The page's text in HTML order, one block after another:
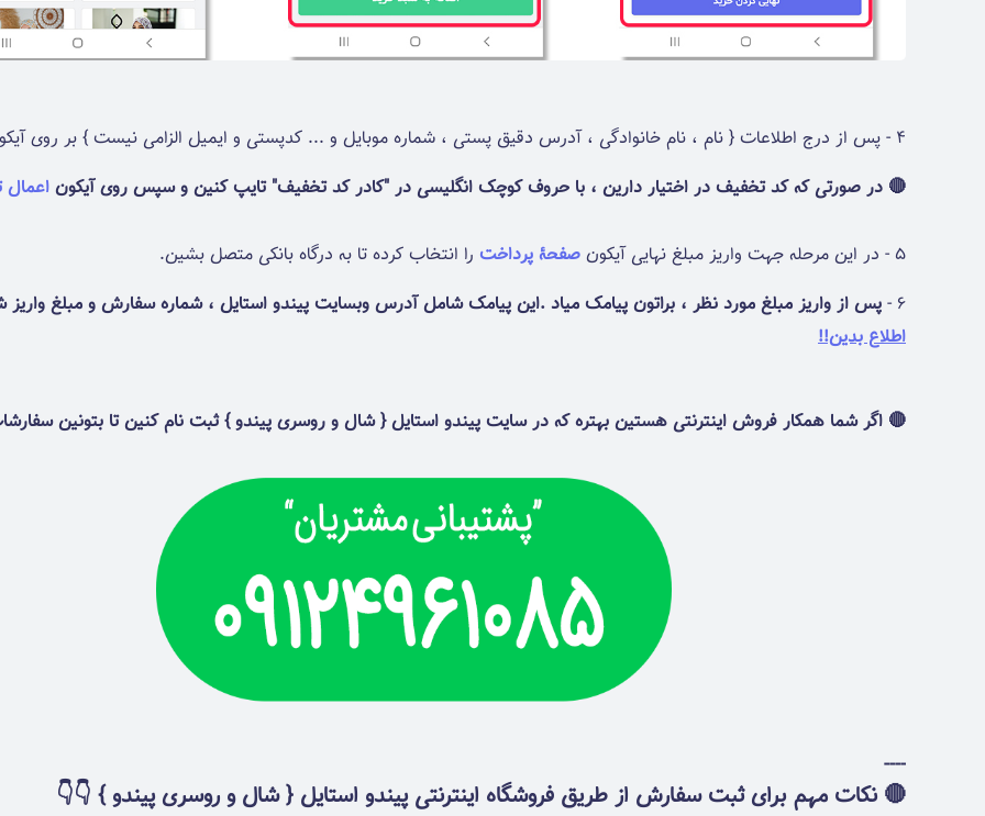
4 - پس از درج اطلاعات { نام ، نام خانوادگی ، آدرس دقیق پستی ، شماره موبایل و ... کدپستی و ایمیل الزامی نیست } بر روی آیکون
🔴 در صورتی که کد تخفیف در اختیار دارین ، با حروف کوچک انگلیسی در "کادر کد تخفیف" تایپ کنین و سپس روی آیکون
5 - در این مرحله جهت واریز مبلغ نهایی آیکون صفحۀ پرداخت را انتخاب کرده تا به درگاه بانکی متصل بشین.
6 - پس از واریز مبلغ مورد نظر ، براتون پیامک میاد .این پیامک شامل آدرس وبسایت پیندو استایل ، شماره سفارش و مبلغ
اطلاع بدین!!
🔴 اگر شما همکار فروش اینترنتی هستین بهتره که در سایت پیندو استایل { شال و روسری پیندو } ثبت نام کنین تا بتونین
----
🔴 نکات مهم برای ثبت سفارش از طریق فروشگاه اینترنتی پیندو استایل { شال و روسری پیندو } 👇👇